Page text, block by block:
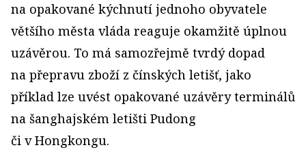
na opakované kýchnutí jednoho obyvatele
většího města vláda reaguje okamžitě úplnou
uzávěrou. To má samozřejmě tvrdý dopad
na přepravu zboží z čínských letišť, jako
příklad lze uvést opakované uzávěry terminálů
na šanghajském letišti Pudong
či v Hongkongu.